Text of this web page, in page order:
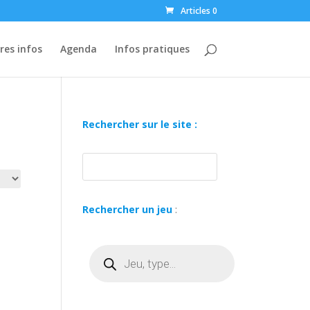
Articles 0
infos Agenda Infos pratiques
Rechercher sur le site :
Rechercher un jeu :
produits